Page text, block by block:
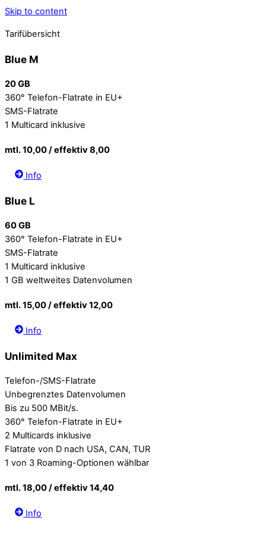
Skip to content
Tarifübersicht
Blue M
20 GB
360° Telefon-Flatrate in EU+
SMS-Flatrate
1 Multicard inklusive
mtl. 10,00 / effektiv 8,00
Info
Blue L
60 GB
360° Telefon-Flatrate in EU+
SMS-Flatrate
1 Multicard inklusive
1 GB weltweites Datenvolumen
mtl. 15,00 / effektiv 12,00
Info
Unlimited Max
Telefon-/SMS-Flatrate
Unbegrenztes Datenvolumen
Bis zu 500 MBit/s.
360° Telefon-Flatrate in EU+
2 Multicards inklusive
Flatrate von D nach USA, CAN, TUR
1 von 3 Roaming-Optionen wählbar
mtl. 18,00 / effektiv 14,40
Info